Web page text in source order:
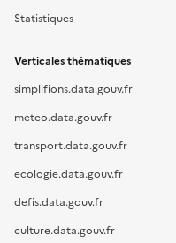
Statistiques
Verticales thématiques
simplifions.data.gouv.fr
meteo.data.gouv.fr
transport.data.gouv.fr
ecologie.data.gouv.fr
defis.data.gouv.fr
culture.data.gouv.fr